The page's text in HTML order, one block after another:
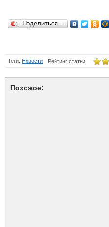
Поделиться…
Теги: Новости Рейтинг статьи:
Похожое: